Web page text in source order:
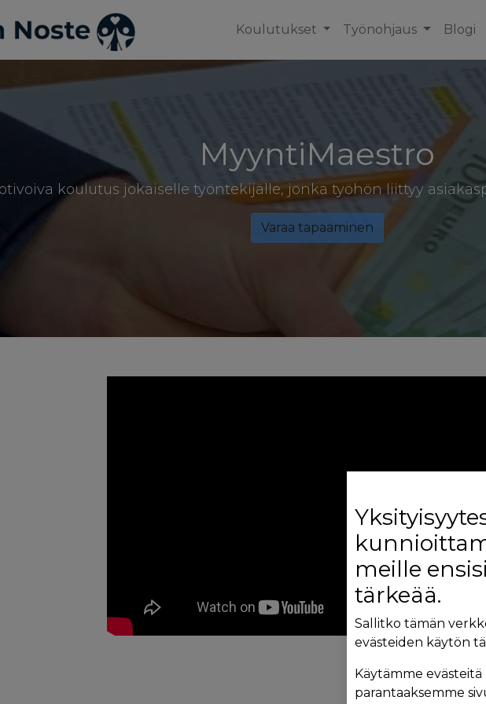
Koulutukset Työnohjaus Blogi
MyyntiMaestro
koulutus jokaiselle työntekijälle, jonka työhön liittyy
Varaa tapaaminen
meille
tärkeää.
Sallitko tämän
evästeiden käytön
Käytämme evästeitä
parantaaksemme